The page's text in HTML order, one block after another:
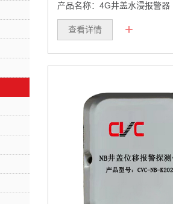
产品名称：4G井盖水浸报警器
查看详情 +